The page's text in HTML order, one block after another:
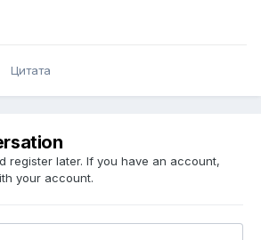
Цитата
register later. If you have an account,
your account.